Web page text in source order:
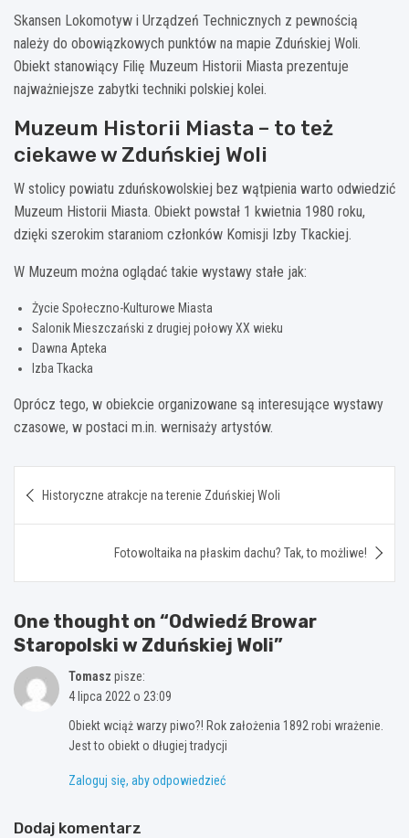
Skansen Lokomotyw i Urządzeń Technicznych z pewnością
należy do obowiązkowych punktów na mapie Zduńskiej Woli.
Obiekt stanowiący Filię Muzeum Historii Miasta prezentuje
najważniejsze zabytki techniki polskiej kolei.
Muzeum Historii Miasta – to też
ciekawe w Zduńskiej Woli
W stolicy powiatu zduńskowolskiej bez wątpienia warto odwiedzić
Muzeum Historii Miasta. Obiekt powstał 1 kwietnia 1980 roku,
dzięki szerokim staraniom członków Komisji Izby Tkackiej.
W Muzeum można oglądać takie wystawy stałe jak:
Życie Społeczno-Kulturowe Miasta
Salonik Mieszczański z drugiej połowy XX wieku
Dawna Apteka
Izba Tkacka
Oprócz tego, w obiekcie organizowane są interesujące wystawy
czasowe, w postaci m.in. wernisaży artystów.
wpisu
Historyczne atrakcje na terenie Zduńskiej Woli
Fotowoltaika na płaskim dachu? Tak, to możliwe!
One thought on “Odwiedź Browar
Staropolski w Zduńskiej Woli”
Tomasz pisze:
4 lipca 2022 o 23:09
Obiekt wciąż warzy piwo?! Rok założenia 1892 robi wrażenie.
Jest to obiekt o długiej tradycji
Zaloguj się, aby odpowiedzieć
Dodaj komentarz